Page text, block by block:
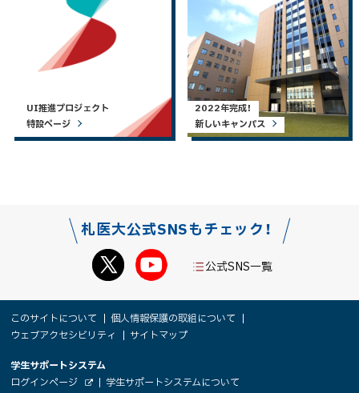
UI推進プロジェクト
特設ページ
2022年完成！
新しいキャンパス
札医大公式SNSもチェック！
公式SNS一覧
サ
イ
ト
このサイトについて
個人情報保護の取組について
ウェブアクセシビリティ
サイトマップ
大
学生サポートシステム
ログインページ
（
新
学生サポートシステムについて